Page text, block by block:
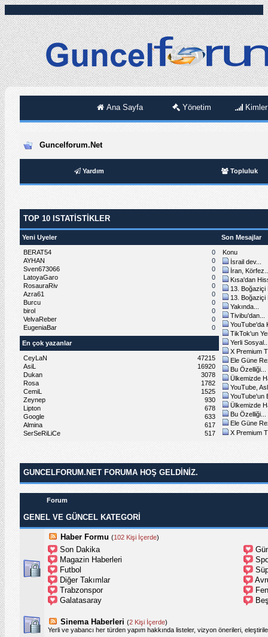
Ana Sayfa Yönetim Kimler
Guncelforum.Net
Yardım Topluluk
TOP 10 ISTATISTIKLER
Yeni Uyeler Son Mesajlar
BERAT54
0
AYHAN
0
Sven673066
0
LatoyaGaro
0
RosauraRiv
0
Azra61
0
Burcu
0
birol
0
VelvaReber
0
EugeniaBar
0
Konu
İsrail dev...
İran,
Kısa'dan
13. Boğaziçi
13. Boğaziçi
Yakında...
Tivibu'dan...
YouTube'da
TikTok'un
Yerli
X Premium
Ele Güne
Bu Özelliği...
Ülkemizde
YouTube,
YouTube'un
Ülkemizde
Bu Özelliği...
Ele Güne
X Premium
En çok yazanlar
CeyLaN
47215
AsiL
16920
Dukan
3078
Rosa
1782
CemiL
1525
Zeynep
930
Lipton
678
Google
633
Almina
617
SerSeRiLiCe
517
GUNCELFORUM.NET FORUMA HOŞ GELDINIZ.
GENEL VE GÜNCEL KATEGORİ
Haber Formu (102 Kişi İçerde)
Son Dakika
Magazin Haberleri
Futbol
Diğer Takımlar
Trabzonspor
Galatasaray
Sinema Haberleri (2 Kişi İçerde)
Yerli ve yabancı her türden yapım hakkında listeler, vizyon önerileri,
Forum